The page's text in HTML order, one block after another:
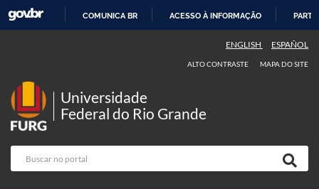
COMUNICA BR ACESSO À INFORMAÇÃO
ENGLISH ESPAÑOL
ALTO CONTRASTE MAPA DO SITE
Universidade
Federal do Rio Grande